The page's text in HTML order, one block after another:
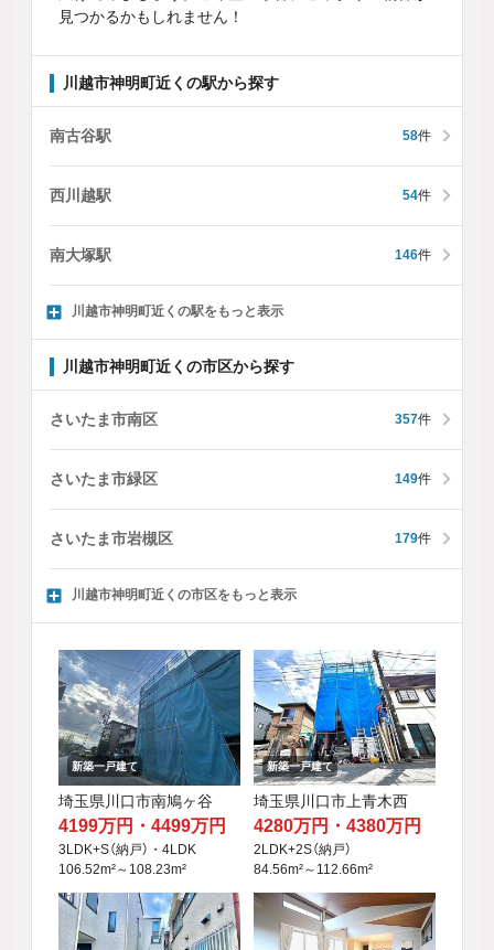
見つかるかもしれません！
川越市神明町近くの駅から探す
南古谷駅 58件
西川越駅 54件
南大塚駅 146件
川越市神明町近くの駅をもっと表示
川越市神明町近くの市区から探す
さいたま市南区 357件
さいたま市緑区 149件
さいたま市岩槻区 179件
川越市神明町近くの市区をもっと表示
新築一戸建て
埼玉県川口市南鳩ヶ谷
4199万円・4499万円
3LDK+S（納戸）・4LDK
106.52m²～108.23m²
新築一戸建て
埼玉県川口市上青木西
4280万円・4380万円
2LDK+2S（納戸）
84.56m²～112.66m²